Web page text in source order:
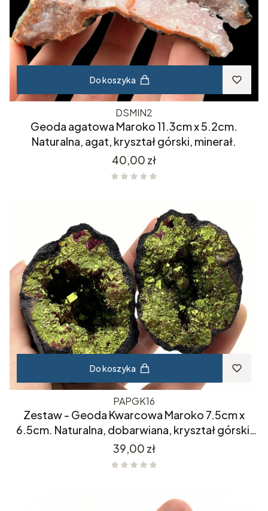
Do koszyka
DSMIN2
Geoda agatowa Maroko 11.3cm x 5.2cm.
Naturalna, agat, kryształ górski, minerał.
Cena
40,00 zł
Do koszyka
PAPGK16
Zestaw - Geoda Kwarcowa Maroko 7.5cm x
6.5cm. Naturalna, dobarwiana, kryształ górski,
kwarc, minerał.
Cena
39,00 zł